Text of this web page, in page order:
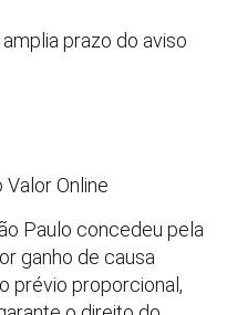
prazo do aviso
Online
Paulo concedeu pela
ganho de causa
prévio proporcional,